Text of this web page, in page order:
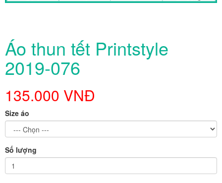
Áo thun tết Printstyle
2019-076
135.000 VNĐ
Size áo
Số lượng